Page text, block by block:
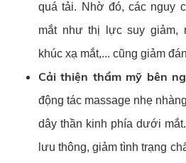
quá tải. Nhờ đó, các nguy
mắt như thị lực suy giảm,
khúc xạ mắt,... cũng giảm
Cải thiện thẩm mỹ bên
động tác massage nhẹ
dây thần kinh phía dưới
lưu thông, giảm tình trạng